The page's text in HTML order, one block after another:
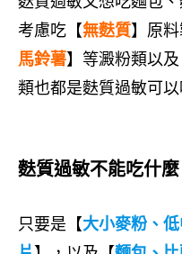
考慮吃【無麩質】原
馬鈴薯】等澱粉類以
類也都是麩質過敏可以
麩質過敏不能吃什麼
只要是【大小麥粉、